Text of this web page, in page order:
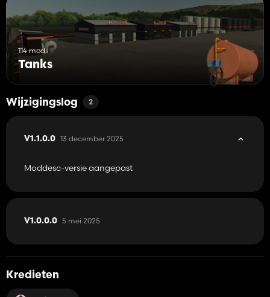
114 mods
Tanks
Wijzigingslog 2
V1.1.0.0 13 december 2025
Moddesc-versie aangepast
V1.0.0.0 5 mei 2025
Kredieten